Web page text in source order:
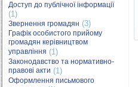
Доступ до публічної інформації
(1)
Звернення громадян (3)
Графік особистого прийому
громадян керівництвом
управління (1)
Законодавство та нормативно-
правові акти (1)
Оформлення письмового